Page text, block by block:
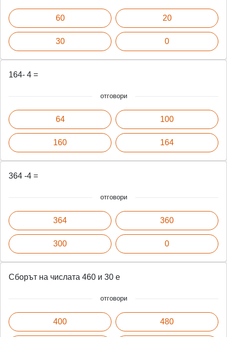
60
30
20
0
164- 4 =
отговори
64
160
100
164
364 -4 =
отговори
364
300
360
0
Сборът на числата 460 и 30 е
отговори
400 480